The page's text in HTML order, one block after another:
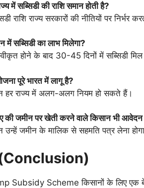
में सब्सिडी की राशि समान होती है?
राशि राज्य सरकारों की नीतियों पर निर्भर
में सब्सिडी का लाभ मिलेगा?
होने के बाद 30-45 दिनों में सब्सिडी मिल
पूरे भारत में लागू है?
हर राज्य में अलग-अलग नियम हो सकते हैं।
की जमीन पर खेती करने वाले किसान भी
उन्हें जमीन के मालिक से सहमति पत्र लेना
(Conclusion)
Subsidy Scheme किसानों के लिए एक